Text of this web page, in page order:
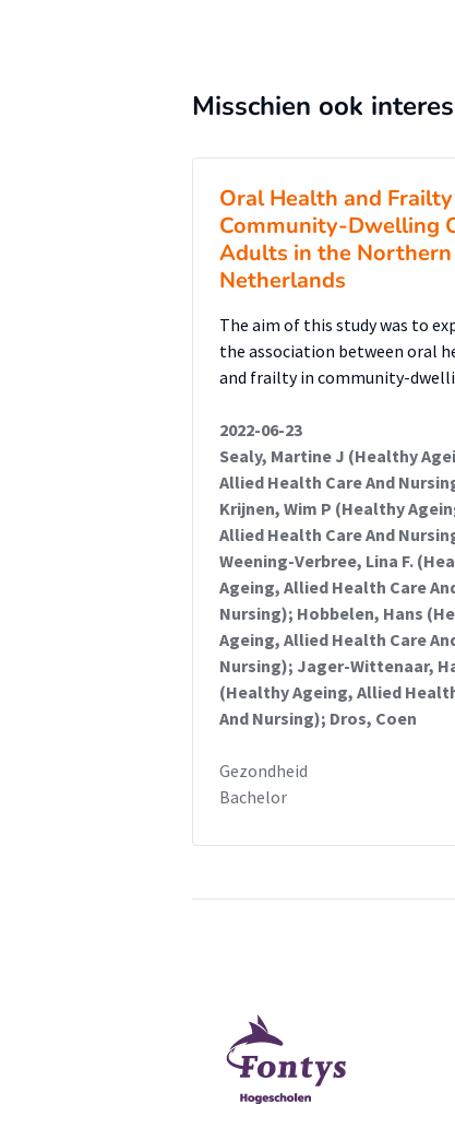
Misschien ook
Oral Health and
Community-Dwelling
Adults in the Northern
Netherlands
The aim of this study was to
the association between oral
and frailty in community-
2022-06-23
Sealy, Martine J (Healthy
Allied Health Care And
Krijnen, Wim P (Healthy
Allied Health Care And
Weening-Verbree, Lina F.
Ageing, Allied Health Care
Nursing); Hobbelen, Hans
Ageing, Allied Health Care
Nursing); Jager-Wittenaar,
(Healthy Ageing, Allied
And Nursing); Dros, Coen
Gezondheid
Bachelor